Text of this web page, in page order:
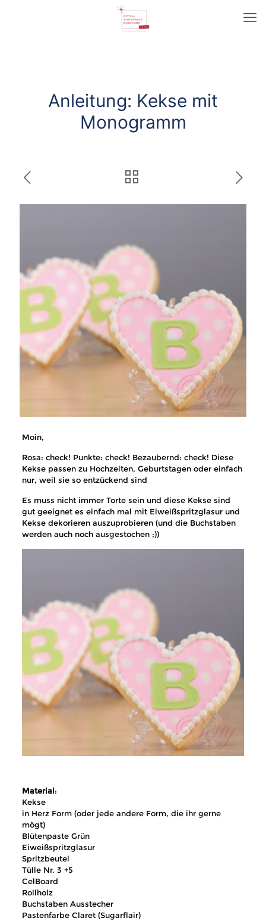
Anleitung: Kekse mit
Monogramm
Moin,
Rosa: check! Punkte: check! Bezaubernd: check! Diese
Kekse passen zu Hochzeiten, Geburtstagen oder einfach
nur, weil sie so entzückend sind
Es muss nicht immer Torte sein und diese Kekse sind
gut geeignet es einfach mal mit Eiweißspritzglasur und
Kekse dekorieren auszuprobieren (und die Buchstaben
werden auch noch ausgestochen ;))
Material:
Kekse
in Herz Form (oder jede andere Form, die ihr gerne
mögt)
Blütenpaste Grün
Eiweißspritzglasur
Spritzbeutel
Tülle Nr. 3 +5
CelBoard
Rollholz
Buchstaben Ausstecher
Pastenfarbe Claret (Sugarflair)